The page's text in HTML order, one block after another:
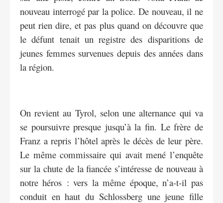
nouveau interrogé par la police. De nouveau, il ne
peut rien dire, et pas plus quand on découvre que
le défunt tenait un registre des disparitions de
jeunes femmes survenues depuis des années dans
la région.
On revient au Tyrol, selon une alternance qui va
se poursuivre presque jusqu’à la fin. Le frère de
Franz a repris l’hôtel après le décès de leur père.
Le même commissaire qui avait mené l’enquête
sur la chute de la fiancée s’intéresse de nouveau à
notre héros : vers la même époque, n’a-t-il pas
conduit en haut du Schlossberg une jeune fille